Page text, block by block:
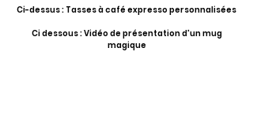
Ci-dessus : Tasses à café expresso personnalisées
Ci dessous : Vidéo de présentation d'un mug
magique